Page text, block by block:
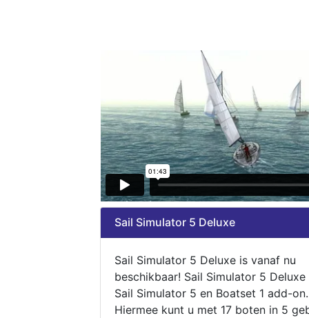
Sail Simulator 5 Deluxe
Sail Simulator 5 Deluxe is vanaf nu
beschikbaar! Sail Simulator 5
Sail Simulator 5 en Boatset 1 add-on.
Hiermee kunt u met 17 boten in 5